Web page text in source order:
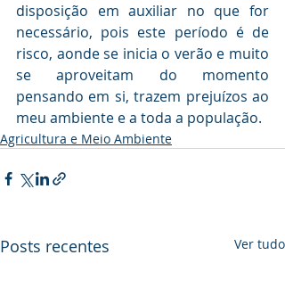
disposição em auxiliar no que for
necessário, pois este período é de
risco, aonde se inicia o verão e muito
se aproveitam do momento
pensando em si, trazem prejuízos ao
meu ambiente e a toda a população.
Agricultura e Meio Ambiente
Posts recentes Ver tudo